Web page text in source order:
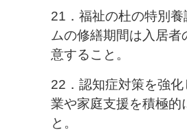
21．福祉の杜の特別養
ムの修繕期間は入居者
意すること。
22．認知症対策を強
業や家庭支援を積極的
と。